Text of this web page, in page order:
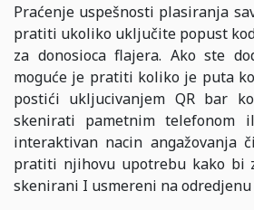
Praćenje uspešnosti plasiranja
pratiti ukoliko uključite popust
za donosioca flajera. Ako ste
moguće je pratiti koliko je puta
postići ukljucivanjem QR bar
skenirati pametnim telefonom
interaktivan nacin angažovanja
pratiti njihovu upotrebu kako bi
skenirani I usmereni na